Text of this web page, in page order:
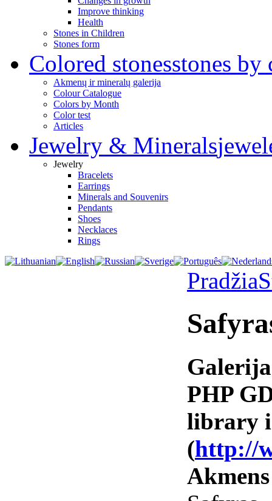
Improve thinking
Health
Stones in Children
Stones form
Colored stonesstones by
Akmenų ir mineralų galerija
Colour Catalogue
Colors by Month
Color test
Articles
Jewelry & Minerals
Jewelry
Bracelets
Earrings
Minerals and Souvenirs
Pendants
Shoes
Necklaces
Rings
Pradžia
Galerija
PHP
library
(http://